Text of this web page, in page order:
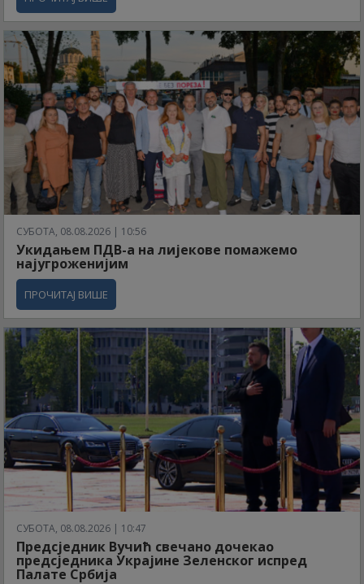
СУБОТА, 08.08.2026 | 10:56
Укидањем ПДВ-а на лијекове помажемо
најугроженијим
ПРОЧИТАЈ ВИШЕ
СУБОТА, 08.08.2026 | 10:47
Предсједник Вучић свечано дочекао
предсједника Украјине Зеленског испред
Палате Србија